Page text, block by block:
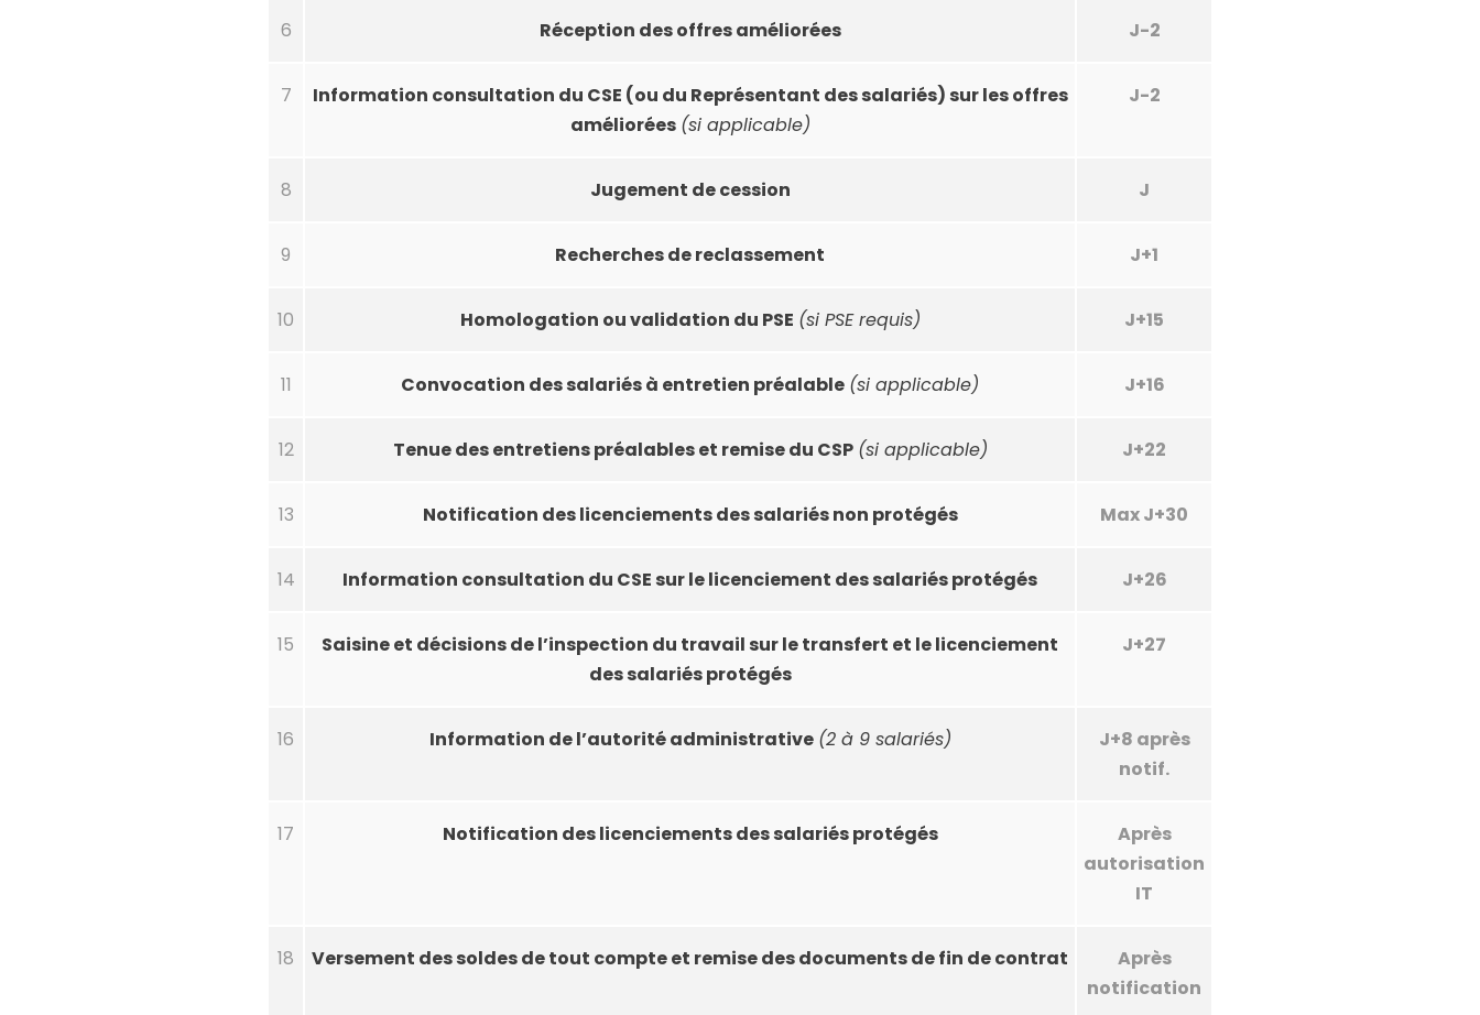
6 Réception des offres améliorées J-2
7
Information consultation du CSE (ou du Représentant des salariés) sur les offres
améliorées (si applicable)
J-2
8 Jugement de cession J
9 Recherches de reclassement J+1
10 Homologation ou validation du PSE (si PSE requis) J+15
11 Convocation des salariés à entretien préalable (si applicable) J+16
12 Tenue des entretiens préalables et remise du CSP (si applicable) J+22
13 Notification des licenciements des salariés non protégés Max J+30
14 Information consultation du CSE sur le licenciement des salariés protégés J+26
15
Saisine et décisions de l’inspection du travail sur le transfert et le licenciement
des salariés protégés
J+27
16 Information de l’autorité administrative (2 à 9 salariés)
J+8 après
notif.
17 Notification des licenciements des salariés protégés
Après
autorisation
IT
18 Versement des soldes de tout compte et remise des documents de fin de contrat
Après
notification